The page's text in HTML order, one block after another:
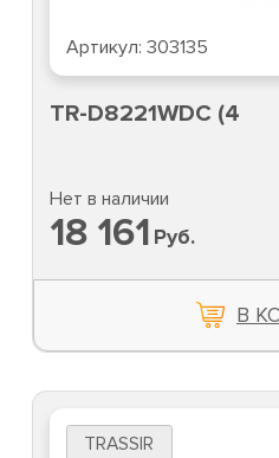
Артикул: 303135
TR-D8221WDC (4
Нет в наличии
18 161 Руб.
В
TRASSIR